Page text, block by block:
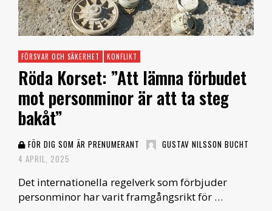
FÖRSVAR OCH SÄKERHET KONFLIKT
Röda Korset: ”Att lämna förbudet
mot personminor är att ta steg
bakåt”
FÖR DIG SOM ÄR PRENUMERANT
GUSTAV NILSSON BUCHT
4 APRIL, 2025
Det internationella regelverk som förbjuder
personminor har varit framgångsrikt för …